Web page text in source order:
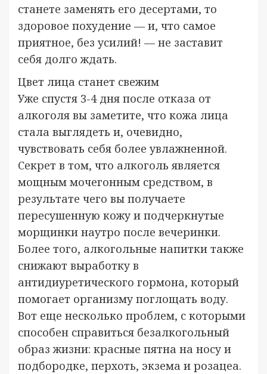
станете заменять его десертами, то
здоровое похудение — и, что самое
приятное, без усилий! — не заставит
себя долго ждать.
Цвет лица станет свежим
Уже спустя 3-4 дня после отказа от
алкоголя вы заметите, что кожа лица
стала выглядеть и, очевидно,
чувствовать себя более увлажненной.
Секрет в том, что алкоголь является
мощным мочегонным средством, в
результате чего вы получаете
пересушенную кожу и подчеркнутые
морщинки наутро после вечеринки.
Более того, алкогольные напитки также
снижают выработку в
антидиуретического гормона, который
помогает организму поглощать воду.
Вот еще несколько проблем, с которыми
способен справиться безалкогольный
образ жизни: красные пятна на носу и
подбородке, перхоть, экзема и розацеа.